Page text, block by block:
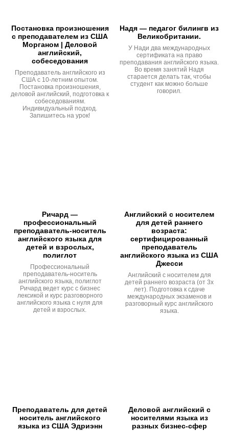
Постановка произношения
с преподавателем из США
Морганом | Деловой
английский,
собеседования
Преподаватель английского из
США с 10-летним опытом.
Постановка произношения,
деловой английский, подготовка к
собеседованиям.
Индивидуальный подход.
Запишитесь на урок!
Надя — педагог билингв из
Великобритании.
У Нади два международных
сертификата на право
преподавания английского языка.
Во время занятий Надя
старается делать так, чтобы
студент как можно больше
говорил.
Ричард —
профессиональный
преподаватель-носитель
английского языка для
детей и взрослых,
полиглот
Профессиональный
преподаватель-носитель
английского языка, полиглот
Ричард ведет курс с бизнес
лексикой и курс разговорного
английского языка с нуля для
детей и взрослых.
Английский с носителем
для детей раннего
возраста:
сертифицированный
преподаватель
английского языка из США
Джесси
Английский с носителем для
детей раннего возраста (от 3х
лет). Подготовка к сдаче
международных экзаменов и
разговорный курс английского
языка.
Преподаватель для детей
носитель английского
языка из США Эдриэнн
Деловой английский с
носителями языка из
разных бизнес-сфер